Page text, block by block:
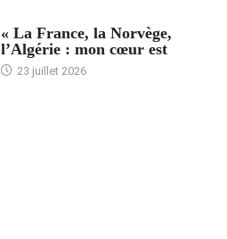
« La France, la Norvège,
l’Algérie : mon cœur est
23 juillet 2026